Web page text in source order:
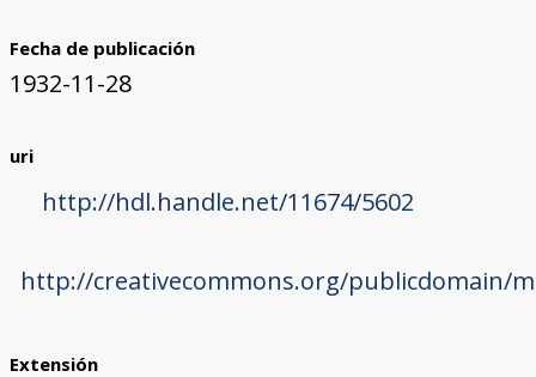
Fecha de publicación
1932-11-28
uri
http://hdl.handle.net/11674/5602
http://creativecommons.org/publicdomain/
Extensión